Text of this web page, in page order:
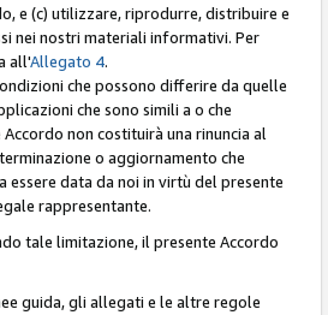
e (c) utilizzare, riprodurre, distribuire e
nei nostri materiali informativi. Per
all'Allegato 4.
che possono differire da quelle
che sono simili a o che
non costituirà una rinuncia al
o aggiornamento che
data da noi in virtù del presente
rappresentante.
tale limitazione, il presente Accordo
guida, gli allegati e le altre regole